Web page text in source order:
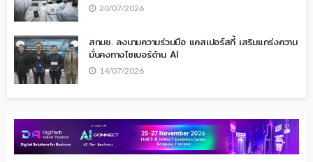
20/07/2026
สกมช. ลงนามความร่วมมือ แคสเปอร์สกี้ เสริมแกร่งความ
มั่นคงทางไซเบอร์ด้าน AI
14/07/2026